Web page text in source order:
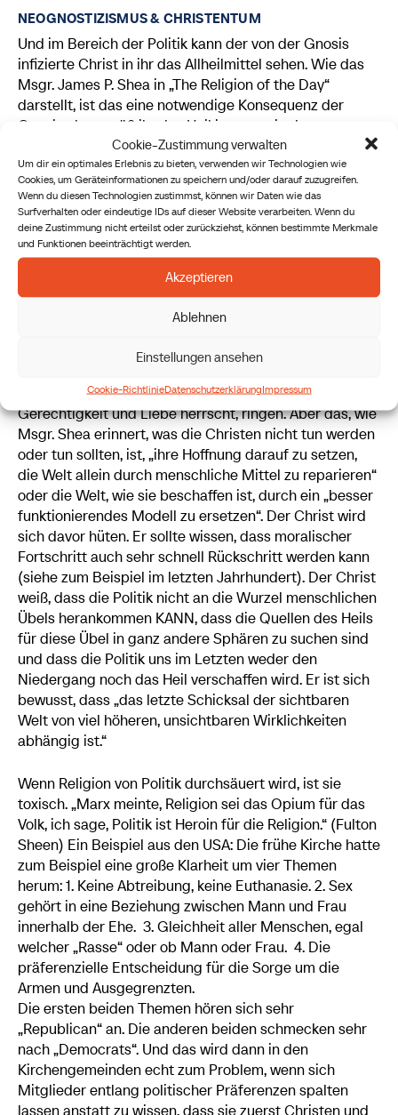
Cookie-Zustimmung verwalten
Um dir ein optimales Erlebnis zu bieten, verwenden wir Technologien wie
Cookies, um Geräteinformationen zu speichern und/oder darauf zuzugreifen.
Wenn du diesen Technologien zustimmst, können wir Daten wie das
Surfverhalten oder eindeutige IDs auf dieser Website verarbeiten. Wenn du
deine Zustimmung nicht erteilst oder zurückziehst, können bestimmte Merkmale
und Funktionen beeinträchtigt werden.
Akzeptieren
Ablehnen
Einstellungen ansehen
Cookie-RichtlinieDatenschutzerklärungImpressum
NEOGNOSTIZISMUS & CHRISTENTUM
Und im Bereich der Politik kann der von der Gnosis
infizierte Christ in ihr das Allheilmittel sehen. Wie das
Msgr. James P. Shea in „The Religion of the Day“
darstellt, ist das eine notwendige Konsequenz der
Gnosis, da gemäß ihr das Heil ja genau in der
Umwandlung von äußeren Machstrukturen bestehe.
Politik ist dann „nicht mehr eine sekundäre (wenn auch
nicht unwichtige) Arena menschlichen Schaffens, ein
Platz, wo Kompromisse oft notwendig sein werden, um
das Gemeinwohl und sozialen Eintracht zu wahren.“
(Shea) Politik wird dann eher zum eigentlichen
Schauplatz des religiösen Ringens, es ist DAS Mittel,
um die Strukturen mit Unterdrückung unter Kontrolle
zu bekommen und eine bessere Welt zu schaffen.
Der Christ hingegen engagiert sich sehr wohl für eine
Anliegen. Der Christ wird um eine Gesellschaft, wo
Gerechtigkeit und Liebe herrscht, ringen. Aber das, wie
Msgr. Shea erinnert, was die Christen nicht tun werden
oder tun sollten, ist, „ihre Hoffnung darauf zu setzen,
die Welt allein durch menschliche Mittel zu reparieren“
oder die Welt, wie sie beschaffen ist, durch ein „besser
funktionierendes Modell zu ersetzen“. Der Christ wird
sich davor hüten. Er sollte wissen, dass moralischer
Fortschritt auch sehr schnell Rückschritt werden kann
(siehe zum Beispiel im letzten Jahrhundert). Der Christ
weiß, dass die Politik nicht an die Wurzel menschlichen
Übels herankommen KANN, dass die Quellen des Heils
für diese Übel in ganz andere Sphären zu suchen sind
und dass die Politik uns im Letzten weder den
Niedergang noch das Heil verschaffen wird. Er ist sich
bewusst, dass „das letzte Schicksal der sichtbaren
Welt von viel höheren, unsichtbaren Wirklichkeiten
abhängig ist.“
Wenn Religion von Politik durchsäuert wird, ist sie
toxisch. „Marx meinte, Religion sei das Opium für das
Volk, ich sage, Politik ist Heroin für die Religion.“ (Fulton
Sheen) Ein Beispiel aus den USA: Die frühe Kirche hatte
zum Beispiel eine große Klarheit um vier Themen
herum: 1. Keine Abtreibung, keine Euthanasie. 2. Sex
gehört in eine Beziehung zwischen Mann und Frau
innerhalb der Ehe. 3. Gleichheit aller Menschen, egal
welcher „Rasse“ oder ob Mann oder Frau. 4. Die
präferenzielle Entscheidung für die Sorge um die
Armen und Ausgegrenzten.
Die ersten beiden Themen hören sich sehr
„Republican“ an. Die anderen beiden schmecken sehr
nach „Democrats“. Und das wird dann in den
Kirchengemeinden echt zum Problem, wenn sich
Mitglieder entlang politischer Präferenzen spalten
lassen anstatt zu wissen, dass sie zuerst Christen und